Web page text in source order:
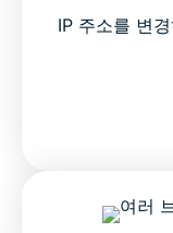
IP 주소를 변